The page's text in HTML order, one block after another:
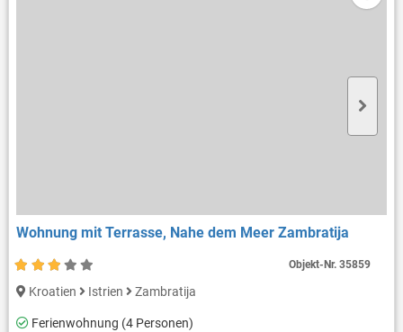
Wohnung mit Terrasse, Nahe dem Meer Zambratija
Kroatien Istrien Zambratija
Ferienwohnung (4 Personen)
Objekt-Nr.35859